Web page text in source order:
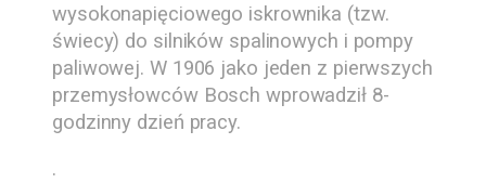
wysokonapięciowego iskrownika (tzw.
świecy) do silników spalinowych i pompy
paliwowej. W 1906 jako jeden z pierwszych
przemysłowców Bosch wprowadził 8-
godzinny dzień pracy.
.